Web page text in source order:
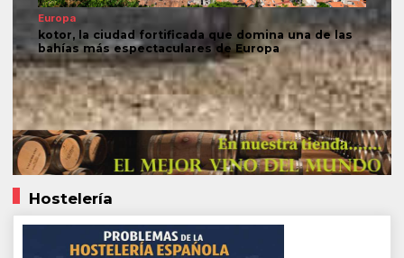
Europa
kotor, la ciudad fortificada que domina una de las
bahías más espectaculares de Europa
Hostelería